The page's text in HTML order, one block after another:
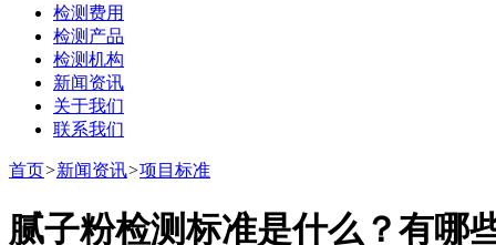
检测费用
检测产品
检测机构
新闻资讯
关于我们
联系我们
首页>新闻资讯>项目标准
腻子粉检测标准是什么？有哪